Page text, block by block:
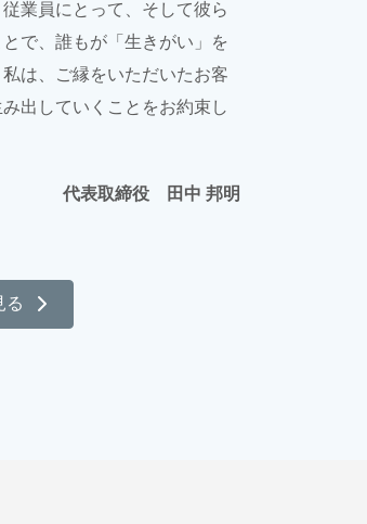
業員にとって、そして彼ら
で、誰もが「生きがい」を
は、ご縁をいただいたお客
出していくことをお約束し
代表取締役 田中 邦明
る